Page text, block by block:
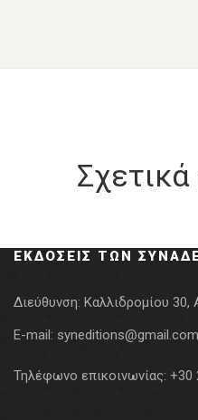
ΕΚΔΌΣΕΙΣ ΤΩΝ
Διεύθυνση: Καλλιδρομίου 30,
E-mail: syneditions@gmail.com
Τηλέφωνο επικοινωνίας: +30